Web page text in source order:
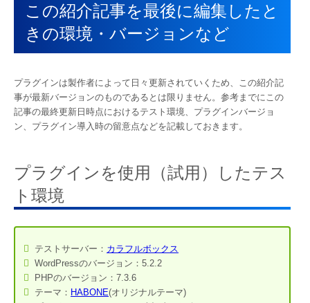
この紹介記事を最後に編集したと
きの環境・バージョンなど
プラグインは製作者によって日々更新されていくため、この紹介記
事が最新バージョンのものであるとは限りません。参考までにこの
記事の最終更新日時点におけるテスト環境、プラグインバージョ
ン、プラグイン導入時の留意点などを記載しておきます。
プラグインを使用（試用）したテス
ト環境
テストサーバー： カラフルボックス
WordPressのバージョン：5.2.2
PHPのバージョン：7.3.6
テーマ： HABONE(オリジナルテーマ)